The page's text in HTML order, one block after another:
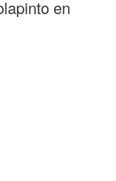
en